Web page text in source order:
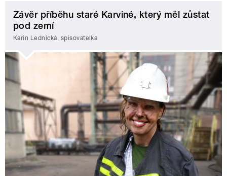
Závěr příběhu staré Karviné, který měl zůstat
pod zemí
Karin Lednická, spisovatelka